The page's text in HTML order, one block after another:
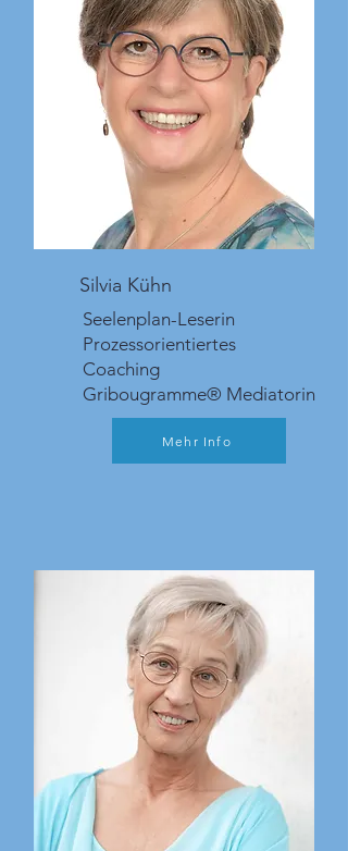
Silvia Kühn
Seelenplan-Leserin
Prozessorientiertes
Coaching
Gribougramme® Mediatorin
Mehr Info